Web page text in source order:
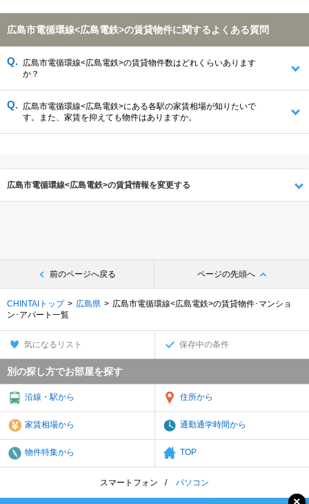
広島市電循環線<広島電鉄>の賃貸物件に関するよくある質問
広島市電循環線<広島電鉄>の賃貸物件数はどれくらいあります
か？
広島市電循環線<広島電鉄>にある各駅の家賃相場が知りたいで
す。また、家賃を抑えても物件はありますか。
広島市電循環線<広島電鉄>の賃貸情報を変更する
前のページへ戻る ページの先頭へ
CHINTAIトップ 広島県
広島市電循環線<広島電鉄>の賃貸物件･マンショ
ン･アパート一覧
気になるリスト 保存中の条件
別の探し方でお部屋を探す
沿線・駅から 住所から
家賃相場から 通勤通学時間から
物件特集から TOP
スマートフォン パソコン